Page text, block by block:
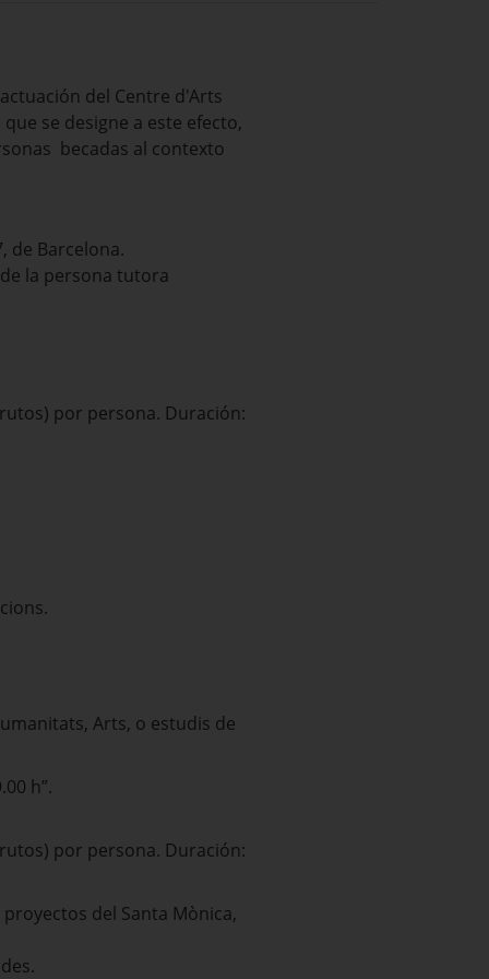
del Centre d'Arts
se designe a este efecto,
becadas al contexto
de Barcelona.
la persona tutora
por persona. Duración:
Arts, o estudis de
h”.
por persona. Duración:
del Santa Mònica,